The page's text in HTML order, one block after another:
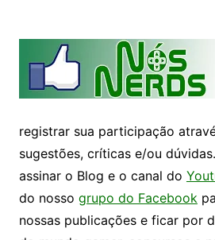
registrar sua participação
sugestões, críticas e/ou
assinar o Blog e o canal do
do nosso grupo do Facebook
nossas publicações e ficar por